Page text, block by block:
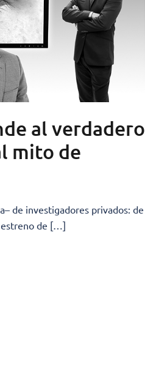
al verdadero
mito de
de investigadores privados: de
estreno de […]